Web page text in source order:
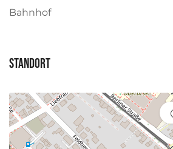
Bahnhof
Standort